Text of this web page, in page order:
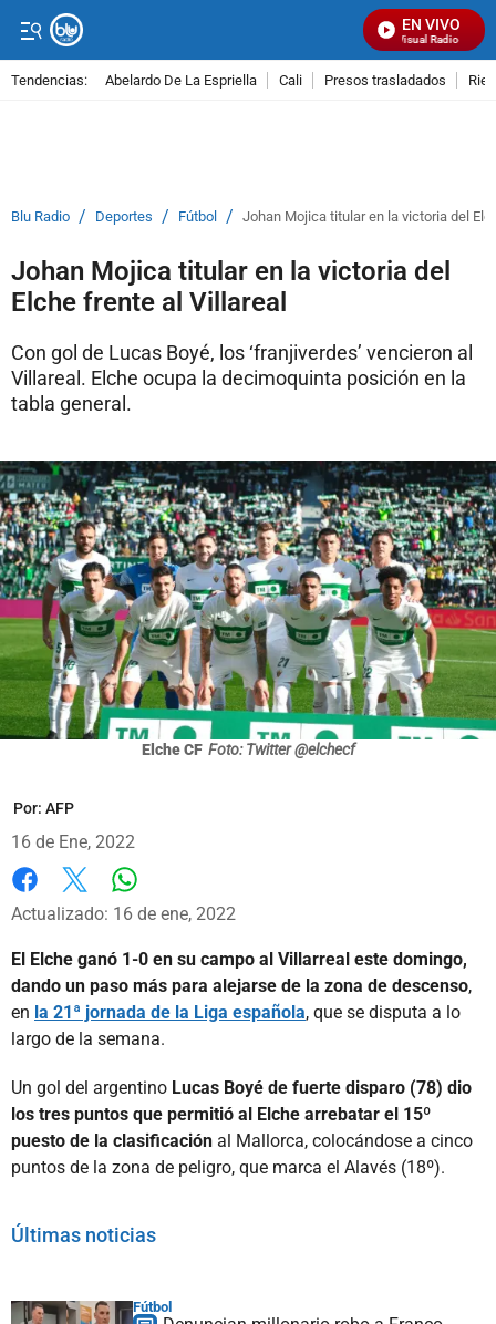
EN VIVO
Señal Visual Radio
Tendencias: Abelardo De La Espriella Cali Presos trasladados
Blu Radio / Deportes / Fútbol / Johan Mojica titular en la victoria del
Johan Mojica titular en la victoria del
Elche frente al Villareal
Con gol de Lucas Boyé, los ‘franjiverdes’ vencieron al
Villareal. Elche ocupa la decimoquinta posición en la
tabla general.
Elche CF Foto: Twitter @elchecf
Por: AFP
16 de Ene, 2022
Facebook
X
Actualizado: 16 de ene, 2022
El Elche ganó 1-0 en su campo al Villarreal este domingo,
dando un paso más para alejarse de la zona de descenso,
en la 21ª jornada de la Liga española, que se disputa a lo
largo de la semana.
Un gol del argentino Lucas Boyé de fuerte disparo (78) dio
los tres puntos que permitió al Elche arrebatar el 15º
puesto de la clasificación al Mallorca, colocándose a cinco
puntos de la zona de peligro, que marca el Alavés (18º).
Últimas noticias
Fútbol